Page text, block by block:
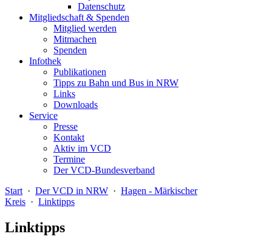
Datenschutz
Mitgliedschaft & Spenden
Mitglied werden
Mitmachen
Spenden
Infothek
Publikationen
Tipps zu Bahn und Bus in NRW
Links
Downloads
Service
Presse
Kontakt
Aktiv im VCD
Termine
Der VCD-Bundesverband
Start · Der VCD in NRW · Hagen - Märkischer
Kreis · Linktipps
Linktipps